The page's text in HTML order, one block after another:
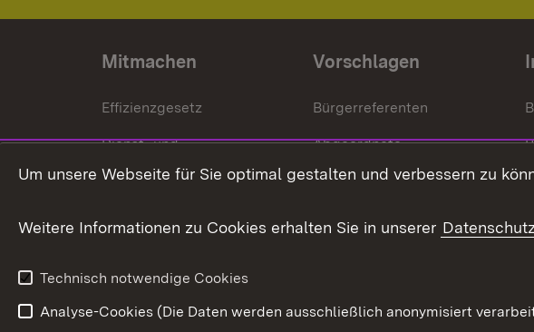
Mitmachen
Effizienzgesetz
Dienst- und
Versorgungsbezüge
Weitere
Vorschlagen
Bürgerreferenten
Abgeordnete
Bürgerbeauftragte
Um unsere Webseite für Sie optimal gestalten und verbessern zu
Weitere Informationen zu Cookies erhalten Sie in unserer
Technisch notwendige Cookies
Analyse-Cookies (Die Daten werden ausschließlich anonymisiert